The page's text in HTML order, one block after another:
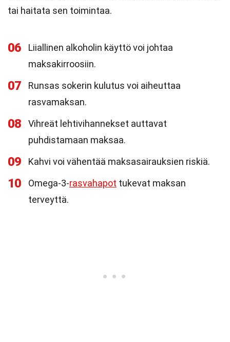
tai haitata sen toimintaa.
06
Liiallinen alkoholin käyttö voi johtaa
maksakirroosiin.
07
Runsas sokerin kulutus voi aiheuttaa
rasvamaksan.
08
Vihreät lehtivihannekset auttavat
puhdistamaan maksaa.
09 Kahvi voi vähentää maksasairauksien riskiä.
10 Omega-3-rasvahapot tukevat maksan
terveyttä.